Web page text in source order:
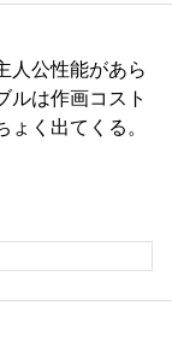
人公性能があら
ルは作画コスト
く出てくる。